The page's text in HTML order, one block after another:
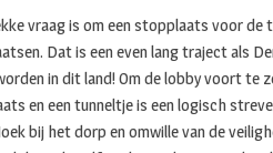
vraag is om een stopplaats voor de
Dat is een even lang traject als
in dit land! Om de lobby voort te
en een tunneltje is een logisch
bij het dorp en omwille van de